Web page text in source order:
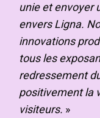
unie et envoyer
envers Ligna.
innovations
tous les
redressement
positivement la
visiteurs. »